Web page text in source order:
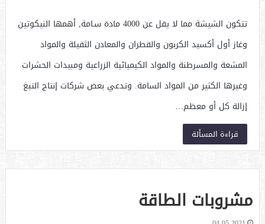
تتكون الشيشة مما لا يقل عن 4000 مادة سـامة, أهمها النيكوتين
وغاز أول أكسيد الكربون والقطران والمعادن الثقيلة والمواد
المشعة والمسرطنة والمواد الكيميائية الزراعية ومبيدات الحشرات
وغيرها الكثير من المواد السامة. وتدعي بعض شركات إنتاج التبغ
إزالة كل أو معظم…
قراءة المسألة
مشروبات الطاقة